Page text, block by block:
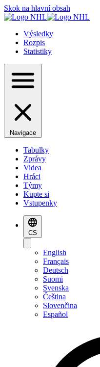
Skok na hlavní obsah
Výsledky
Rozpis
Statistiky
Navigace
Tabulky
Zprávy
Videa
Hráci
Týmy
Kupte si
Vstupenky
CS
English
Français
Deutsch
Suomi
Svenska
Čeština
Slovenčina
Español